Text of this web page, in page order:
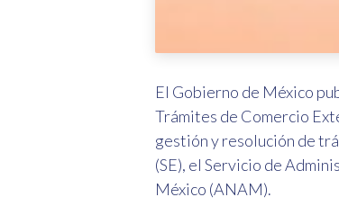
El Gobierno de México
Trámites de Comercio
gestión y resolución de
(SE), el Servicio de
México (ANAM).